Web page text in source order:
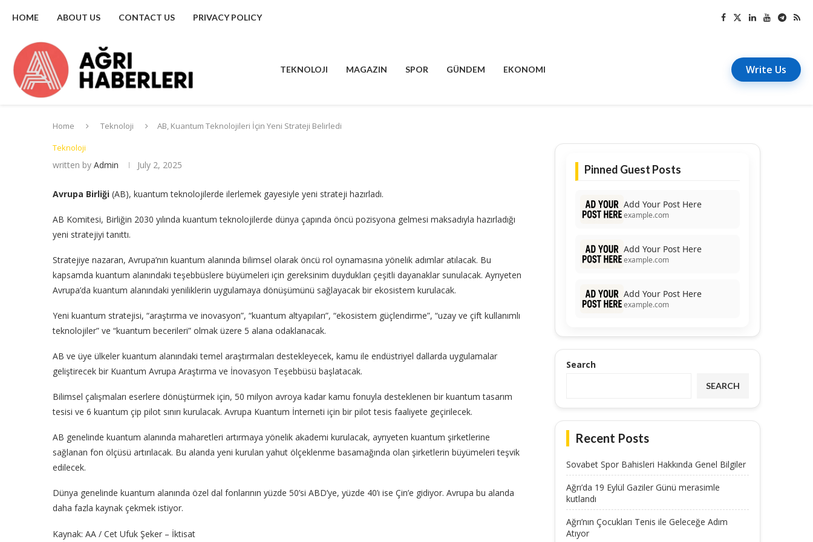
HOME ABOUT US CONTACT US PRIVACY POLICY
TEKNOLOJI MAGAZIN SPOR GÜNDEM EKONOMI Write Us
Home Teknoloji
AB, Kuantum Teknolojileri İçin Yeni Strateji Belirledi
Teknoloji
written by Admin July 2, 2025
Avrupa Birliği (AB), kuantum teknolojilerde ilerlemek gayesiyle yeni strateji hazırladı.
AB Komitesi, Birliğin 2030 yılında kuantum teknolojilerde dünya çapında öncü pozisyona gelmesi maksadıyla hazırladığı
yeni stratejiyi tanıttı.
Stratejiye nazaran, Avrupa’nın kuantum alanında bilimsel olarak öncü rol oynamasına yönelik adımlar atılacak. Bu
kapsamda kuantum alanındaki teşebbüslere büyümeleri için gereksinim duydukları çeşitli dayanaklar sunulacak. Ayrıyeten
Avrupa’da kuantum alanındaki yeniliklerin uygulamaya dönüşümünü sağlayacak bir ekosistem kurulacak.
Yeni kuantum stratejisi, “araştırma ve inovasyon”, “kuantum altyapıları”, “ekosistem güçlendirme”, “uzay ve çift kullanımlı
teknolojiler” ve “kuantum becerileri” olmak üzere 5 alana odaklanacak.
AB ve üye ülkeler kuantum alanındaki temel araştırmaları destekleyecek, kamu ile endüstriyel dallarda uygulamalar
geliştirecek bir Kuantum Avrupa Araştırma ve İnovasyon Teşebbüsü başlatacak.
Bilimsel çalışmaları eserlere dönüştürmek için, 50 milyon avroya kadar kamu fonuyla desteklenen bir kuantum tasarım
tesisi ve 6 kuantum çip pilot sınırı kurulacak. Avrupa Kuantum İnterneti için bir pilot tesis faaliyete geçirilecek.
AB genelinde kuantum alanında maharetleri artırmaya yönelik akademi kurulacak, ayrıyeten kuantum şirketlerine
sağlanan fon ölçüsü artırılacak. Bu alanda yeni kurulan yahut ölçeklenme basamağında olan şirketlerin büyümeleri teşvik
edilecek.
Dünya genelinde kuantum alanında özel dal fonlarının yüzde 50’si ABD’ye, yüzde 40’ı ise Çin’e gidiyor. Avrupa bu alanda
daha fazla kaynak çekmek istiyor.
Kaynak: AA / Cet Ufuk Şeker – İktisat
Pinned Guest Posts
Add Your Post Here
example.com
Add Your Post Here
example.com
Add Your Post Here
example.com
Search
SEARCH
Recent Posts
Sovabet Spor Bahisleri Hakkında Genel Bilgiler
Ağrı’da 19 Eylül Gaziler Günü merasimle
kutlandı
Ağrı’nın Çocukları Tenis ile Geleceğe Adım
Atıyor